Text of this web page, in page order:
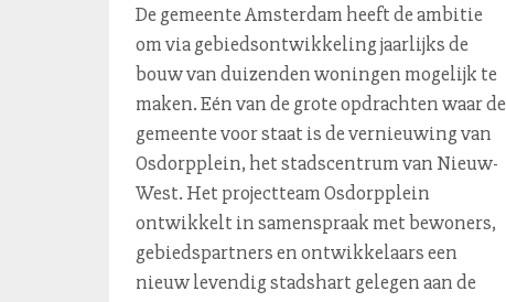
De gemeente Amsterdam heeft de ambitie
om via ge­bieds­ont­wik­ke­ling jaarlijks de
bouw van duizenden woningen mogelijk te
maken. Eén van de grote opdrachten waar de
gemeente voor staat is de vernieuwing van
Osdorpplein, het stads­cen­trum van Nieuw-
West. Het projectteam Osdorpplein
ontwikkelt in samenspraak met bewoners,
ge­bied­s­part­ners en ont­wik­ke­laars een
nieuw levendig stadshart gelegen aan de
win­kel­aan­bod, horeca/leisure en culturele